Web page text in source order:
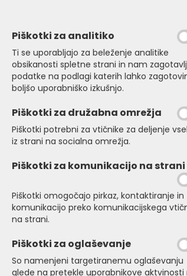
Menu
Domov PULOVERJI Puloverji
Piškotki za analitiko
Ti se uporabljajo za beleženje analitike
obsikanosti spletne strani in nam
podatke na podlagi katerih lahko
boljšo uporabniško izkušnjo.
Piškotki za družabna omrežja
Piškotki potrebni za vtičnike za deljenje
iz strani na socialna omrežja.
Piškotki za komunikacijo na strani
Piškotki omogočajo pirkaz, kontaktiranje in
komunikacijo preko komunikacijskega
na strani.
Piškotki za oglaševanje
So namenjeni targetiranemu oglaševanju
glede na pretekle uporabnikove aktvinosti